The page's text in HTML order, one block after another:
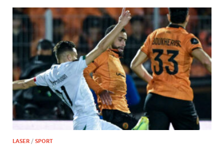
LASER / SPORT